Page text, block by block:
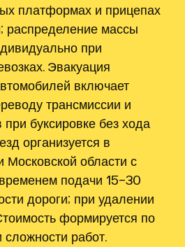
платформах и прицепах
распределение массы
при
Эвакуация
включает
трансмиссии и
буксировке без хода
организуется в
области с
подачи 15–30
дороги; при удалении
формируется по
сложности работ.